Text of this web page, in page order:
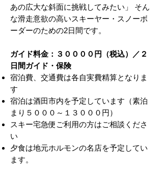
あの広大な斜面に挑戦してみたい」 そん
な滑走意欲の高いスキーヤー・スノーボ
ーダーのための2日間です。
ガイド料金：３００００円（税込）／２
日間ガイド・保険
宿泊費、交通費は各自実費精算となりま
す
宿泊は酒田市内を予定しています（素泊
まり５０００～１３０００円）
スキー宅急便ご利用の方はご相談くださ
い
​夕食は地元ホルモンの名店を予定してい
ます。